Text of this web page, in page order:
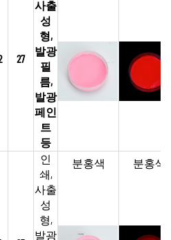
27
사출
성
형,
발광
필
름,
발광
페인
트
등
인
쇄,
사출
성
형,
발광
분홍색 분홍색